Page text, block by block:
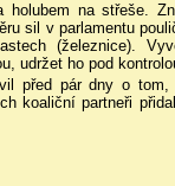
holubem na střeše.
sil v parlamentu
(železnice).
udržet ho pod
před pár dny o
koaliční partneři